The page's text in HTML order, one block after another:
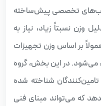
تخصصی پیش‌ساخته
نسبتاً زیاد، نیاز به
بر اساس وزن تجهیزات
در این بخش، گروه
شناخته شده
که می‌تواند مبنای فنی